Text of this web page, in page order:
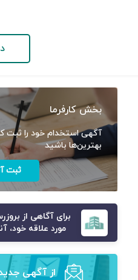
بخش کارفرما
آگهی استخدام خود را ثبت
بهترین‌ها باشید
ثبت
برای آگاهی از
مورد علاقه خود،
از آگهی‌